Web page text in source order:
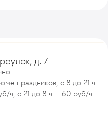
д. 7
праздников, с 8 до 21 ч
ч; с 21 до 8 ч — 60 руб/ч